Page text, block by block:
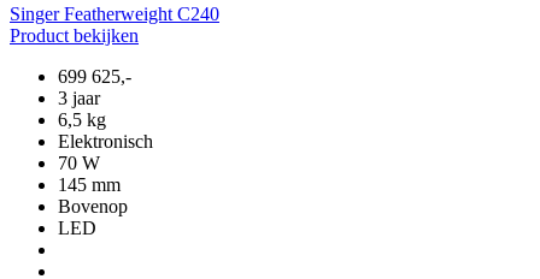
Singer Featherweight C240
Product bekijken
699 625,-
3 jaar
6,5 kg
Elektronisch
70 W
145 mm
Bovenop
LED